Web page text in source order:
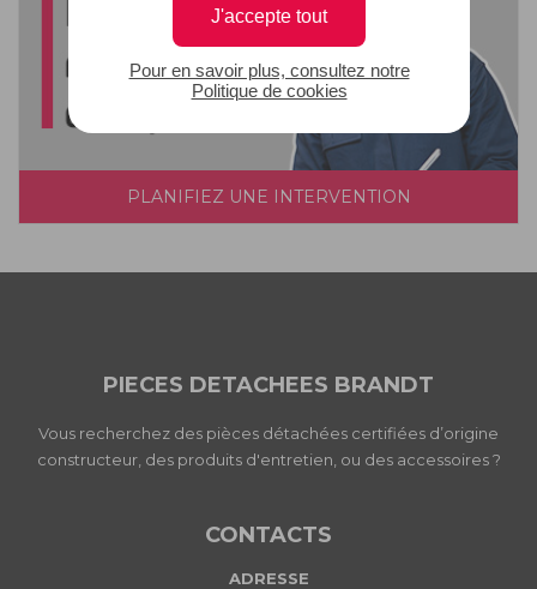
J'accepte tout
Pour en savoir plus, consultez notre
Politique de cookies
PLANIFIEZ UNE INTERVENTION
PIECES DETACHEES BRANDT
Vous recherchez des pièces détachées certifiées d’origine
constructeur, des produits d'entretien, ou des accessoires ?
CONTACTS
ADRESSE